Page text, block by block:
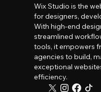
Wix Studio is the
for designers,
With high-end
streamlined
tools, it empowers
agencies to build,
exceptional
efficiency.